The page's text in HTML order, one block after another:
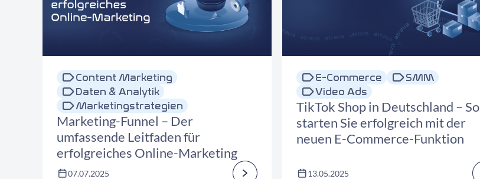
Content Marketing
Daten & Analytik
Marketingstrategien
Marketing-Funnel – Der
umfassende Leitfaden für
erfolgreiches Online-Marketing
07.07.2025
E-Commerce
SMM
Video Ads
TikTok Shop in Deutschland – So
starten Sie erfolgreich mit der
neuen E-Commerce-Funktion
13.05.2025